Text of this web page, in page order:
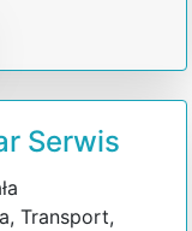
Serwis
Transport,